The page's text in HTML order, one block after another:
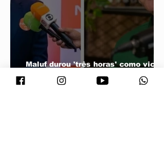
Maluf durou 'três horas' como vice;